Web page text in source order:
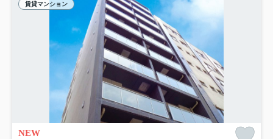
賃貸マンション
NEW